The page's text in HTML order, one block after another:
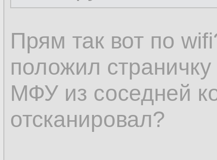
Прям так вот по
положил
МФУ из соседней
отсканировал?